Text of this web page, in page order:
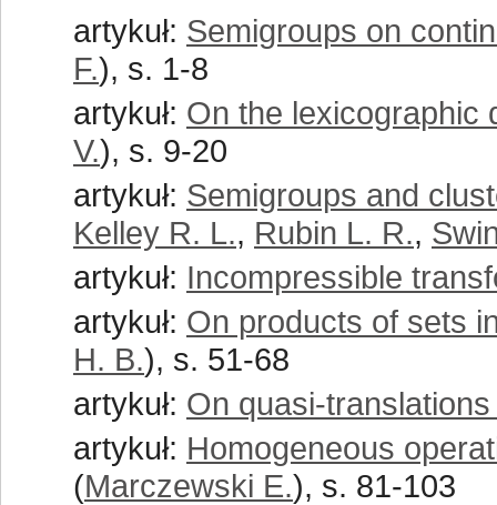
artykuł: Semigroups on
F.), s. 1-8
artykuł: On the lexicographic
V.), s. 9-20
artykuł: Semigroups and
Kelley R. L., Rubin L. R.,
artykuł: Incompressible
artykuł: On products of sets
H. B.), s. 51-68
artykuł: On quasi-
artykuł: Homogeneous
(Marczewski E.), s. 81-103